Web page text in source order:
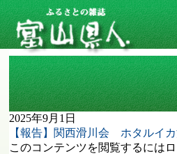
タグ: 関西滑川会
2025年9月1日
【報告】関西滑川会 ホタルイ
このコンテンツを閲覧するには